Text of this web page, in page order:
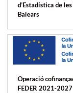
d'Estadística de
Balears
Operació
FEDER 2021-2027